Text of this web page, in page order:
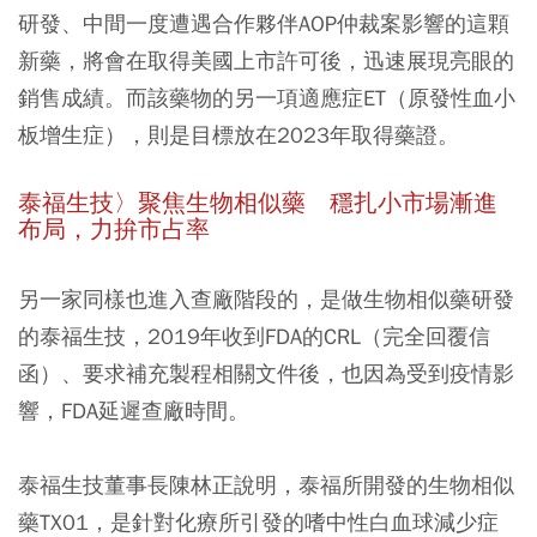
研發、中間一度遭遇合作夥伴AOP仲裁案影響的這顆
新藥，將會在取得美國上市許可後，迅速展現亮眼的
銷售成績。而該藥物的另一項適應症ET（原發性血小
板增生症），則是目標放在2023年取得藥證。
泰福生技〉聚焦生物相似藥 穩扎小市場漸進
布局，力拚市占率
另一家同樣也進入查廠階段的，是做生物相似藥研發
的泰福生技，2019年收到FDA的CRL（完全回覆信
函）、要求補充製程相關文件後，也因為受到疫情影
響，FDA延遲查廠時間。
泰福生技董事長陳林正說明，泰福所開發的生物相似
藥TX01，是針對化療所引發的嗜中性白血球減少症